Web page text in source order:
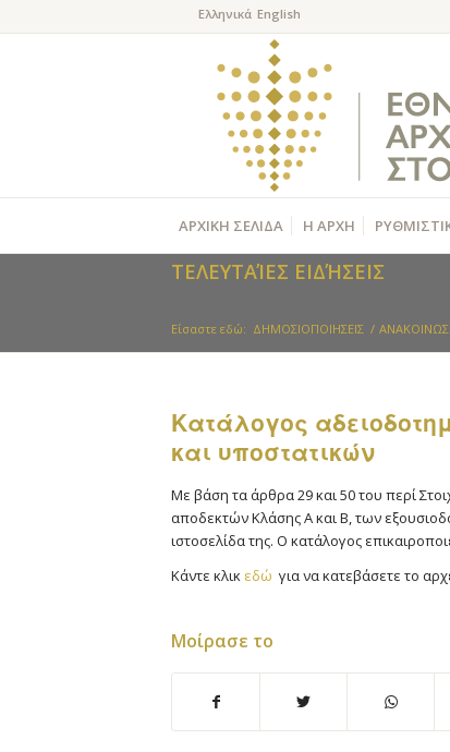
ΑΡΧΙΚΗ ΣΕΛΙΔΑ Η ΑΡΧΗ
ΤΕΛΕΥΤΑΊΕΣ ΕΙΔΉΣΕΙΣ
Είσαστε εδώ: ΔΗΜΟΣΙΟΠΟΙΗΣΕΙΣ /
Kατάλογος
και υποστατικών
Με βάση τα άρθρα 29 και 50 του περί
αποδεκτών Κλάσης Α και Β, των
ιστοσελίδα της. Ο κατάλογος
Κάντε κλικ εδώ για να κατεβάσετε το
Μοίρασε το